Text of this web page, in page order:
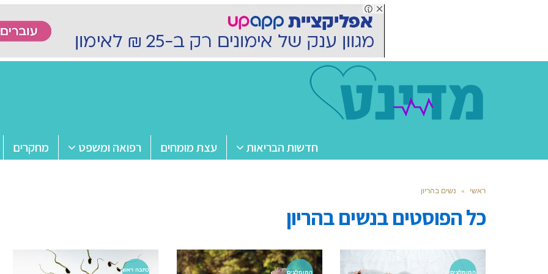
חדשות הבריאות עצת מומחים רפואה ומשפט מחקרים
ראשי » נשים בהריון
כל הפוסטים בנשים בהריון
המומלצים המומלצים
כתבה ראש